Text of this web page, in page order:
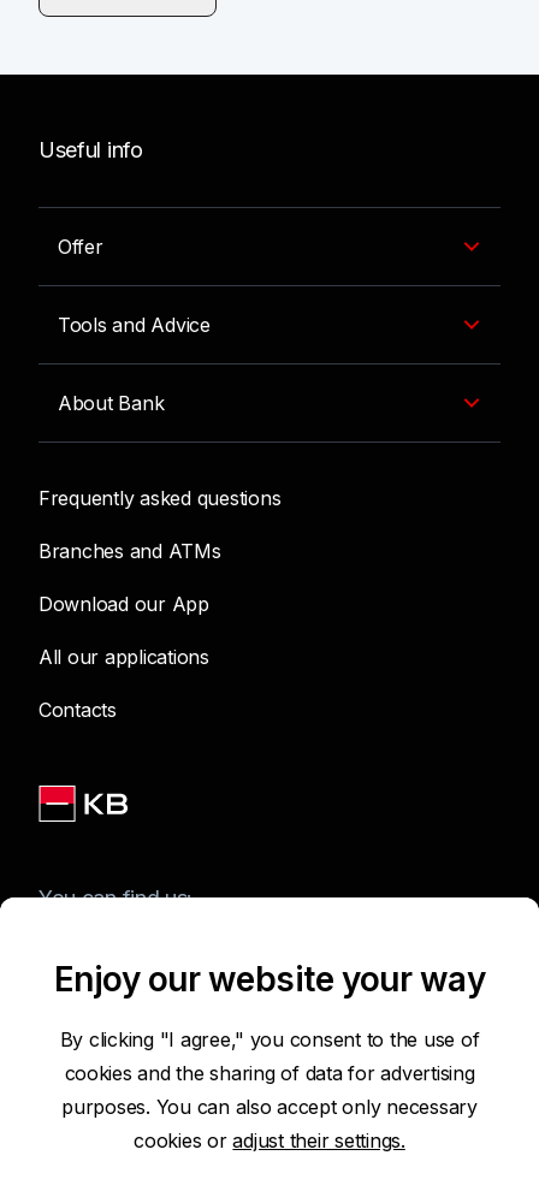
Useful info
Offer
Tools and Advice
About Bank
Frequently asked questions
Branches and ATMs
Download our App
All our applications
Contacts
You can find us:
Terms of Use of the Website
Protection of Personal Data
Enjoy our website your way
By clicking "I agree," you consent to the use of
cookies and the sharing of data for advertising
purposes. You can also accept only necessary
cookies oradjust their settings.